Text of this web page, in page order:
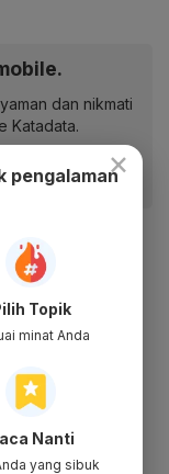
dan nikmati
Katadata.
×
pengalaman
Topik
minat Anda
Nanti
yang sibuk